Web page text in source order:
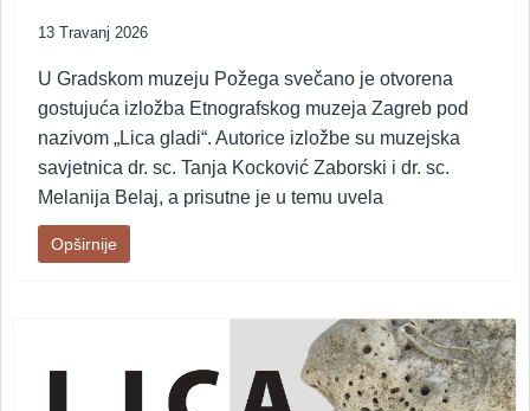
13 Travanj 2026
U Gradskom muzeju Požega svečano je otvorena
gostujuća izložba Etnografskog muzeja Zagreb pod
nazivom „Lica gladi“. Autorice izložbe su muzejska
savjetnica dr. sc. Tanja Kocković Zaborski i dr. sc.
Melanija Belaj, a prisutne je u temu uvela
Opširnije